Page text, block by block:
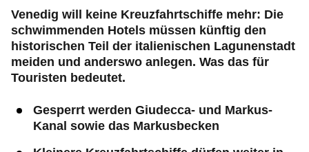
Venedig will keine Kreuzfahrtschiffe mehr: Die
schwimmenden Hotels müssen künftig den
historischen Teil der italienischen Lagunenstadt
meiden und anderswo anlegen. Was das für
Touristen bedeutet.
Gesperrt werden Giudecca- und Markus-
Kanal sowie das Markusbecken